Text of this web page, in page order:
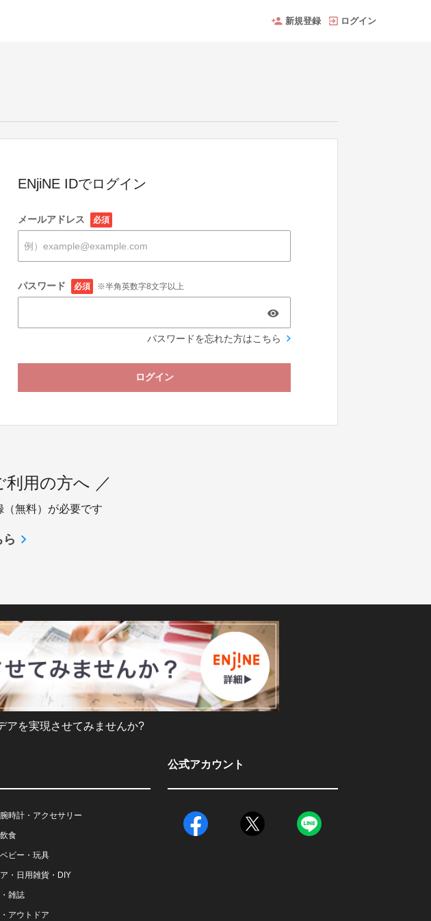
新規登録 ログイン
ENjiNE IDでログイン
メールアドレス 必須
パスワード 必須 ※半角英数字8文字以上
パスワードを忘れた方はこちら
ログイン
利用の方へ ／
無料）が必要です
アを実現させてみませんか?
時計・アクセサリー
食
ビー・玩具
・日用雑貨・DIY
雑誌
アウトドア
公式アカウント